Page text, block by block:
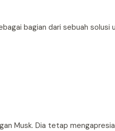
bagian dari sebuah solusi
Musk. Dia tetap